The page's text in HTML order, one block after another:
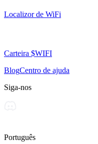
Localizor de WiFi
Carteira $WIFI
BlogCentro de ajuda
Siga-nos
Português